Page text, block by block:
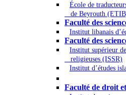
École de
de Beyrouth
Faculté des
Institut libanais
Faculté des
Institut supérieur
religieuses (ISSR)
Institut d’études
Faculté de droit